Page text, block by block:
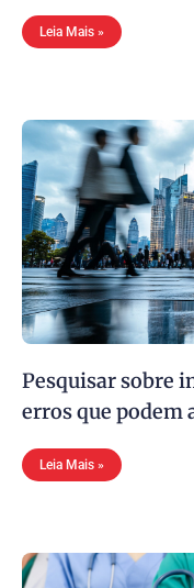
Leia Mais »
Pesquisar sobre
erros que podem
Leia Mais »